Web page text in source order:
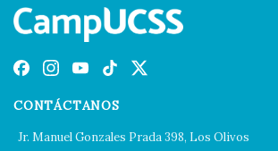
CONTÁCTANOS
Jr. Manuel Gonzales Prada 398, Los Olivos